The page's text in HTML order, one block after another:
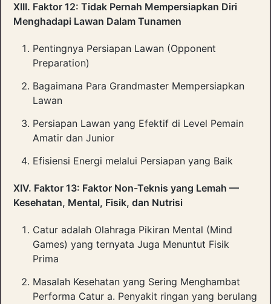
XIII. Faktor 12: Tidak Pernah Mempersiapkan Diri
Menghadapi Lawan Dalam Tunamen
Pentingnya Persiapan Lawan (Opponent
Preparation)
Bagaimana Para Grandmaster Mempersiapkan
Lawan
Persiapan Lawan yang Efektif di Level Pemain
Amatir dan Junior
Efisiensi Energi melalui Persiapan yang Baik
XIV. Faktor 13: Faktor Non-Teknis yang Lemah —
Kesehatan, Mental, Fisik, dan Nutrisi
Catur adalah Olahraga Pikiran Mental (Mind
Games) yang ternyata Juga Menuntut Fisik
Prima
Masalah Kesehatan yang Sering Menghambat
Performa Catur a. Penyakit ringan yang berulang